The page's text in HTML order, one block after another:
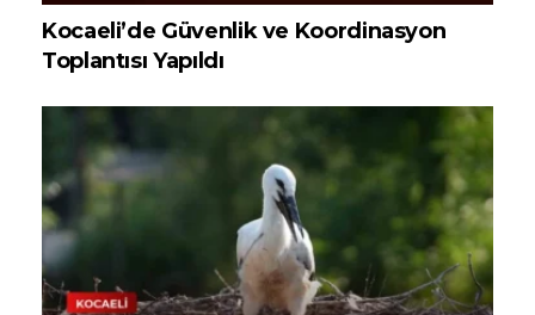
Kocaeli’de Güvenlik ve Koordinasyon
Toplantısı Yapıldı